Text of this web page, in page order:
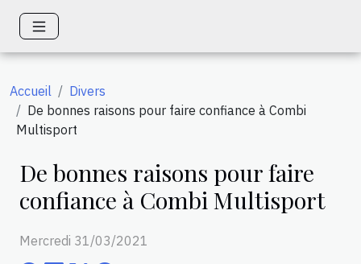
Accueil
Divers
De bonnes raisons pour faire confiance à Combi
Multisport
De bonnes raisons pour faire
confiance à Combi Multisport
Mercredi 31/03/2021